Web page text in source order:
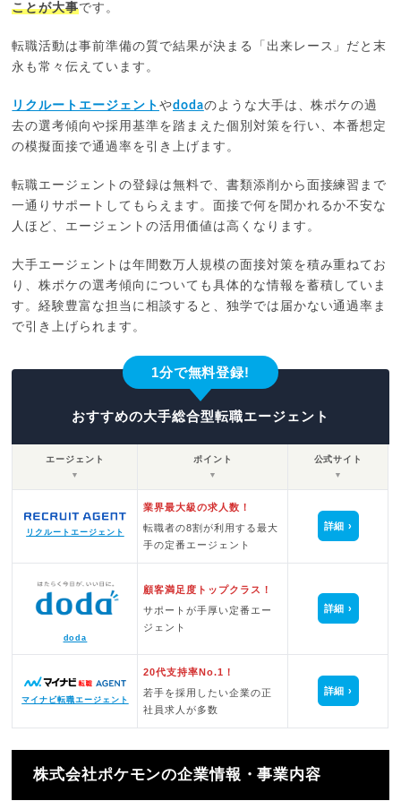
ことが大事です。
転職活動は事前準備の質で結果が決まる「出来レース」だと末
永も常々伝えています。
リクルートエージェント やdodaのような大手は、株ポケの過
去の選考傾向や採用基準を踏まえた個別対策を行い、本番想定
の模擬面接で通過率を引き上げます。
転職エージェントの登録は無料で、書類添削から面接練習まで
一通りサポートしてもらえます。面接で何を聞かれるか不安な
人ほど、エージェントの活用価値は高くなります。
大手エージェントは年間数万人規模の面接対策を積み重ねてお
り、株ポケの選考傾向についても具体的な情報を蓄積していま
す。経験豊富な担当に相談すると、独学では届かない通過率ま
で引き上げられます。
1分で無料登録!
おすすめの大手総合型転職エージェント
エージェント
▼
ポイント
▼
公式サイト
▼
リクルートエージェント
業界最大級の求人数！
転職者の8割が利用する最大
手の定番エージェント
詳細
doda
顧客満足度トップクラス！
サポートが手厚い定番エー
ジェント
詳細
マイナビ転職エージェント
20代支持率No.1！
若手を採用したい企業の正
社員求人が多数
詳細
株式会社ポケモンの企業情報・事業内容